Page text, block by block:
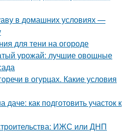
в домашних условиях —
для тени на огороде
урожай: лучшие овощные
в огурцах. Какие условия
как подготовить участок к
ИЖС или ДНП